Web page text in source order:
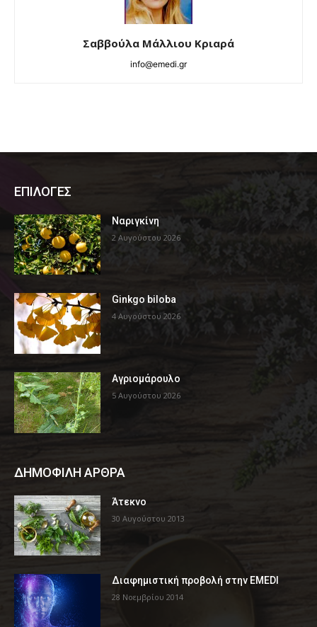
Σαββούλα Μάλλιου Κριαρά
info@emedi.gr
ΕΠΙΛΟΓΕΣ
Ναριγκίνη
2 Αυγούστου 2026
Ginkgo biloba
4 Αυγούστου 2026
Αγριομάρουλο
5 Αυγούστου 2026
ΔΗΜΟΦΙΛΗ ΑΡΘΡΑ
Άτεκνο
30 Αυγούστου 2013
Διαφημιστική προβολή στην EMEDI
28 Νοεμβρίου 2014